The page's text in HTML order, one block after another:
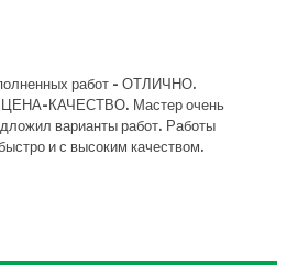
работ - ОТЛИЧНО.
ЦЕНА-КАЧЕСТВО. Мастер очень
варианты работ. Работы
и с высоким качеством.